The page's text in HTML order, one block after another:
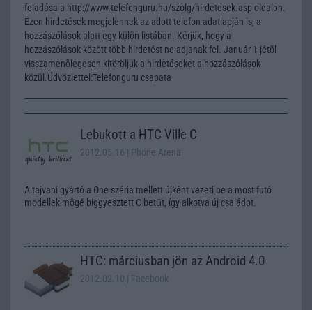
feladása a http://www.telefonguru.hu/szolg/hirdetesek.asp oldalon.
Ezen hirdetések megjelennek az adott telefon adatlapján is, a
hozzászólások alatt egy külön listában. Kérjük, hogy a
hozzászólások között több hirdetést ne adjanak fel. Január 1-jétõl
visszamenõlegesen kitöröljük a hirdetéseket a hozzászólások
közül.Üdvözlettel:Telefonguru csapata
Lebukott a HTC Ville C
2012.05.16 | Phone Arena
A tajvani gyártó a One széria mellett újként vezeti be a most futó
modellek mögé biggyesztett C betűt, így alkotva új családot.
HTC: márciusban jön az Android 4.0
2012.02.10 | Facebook